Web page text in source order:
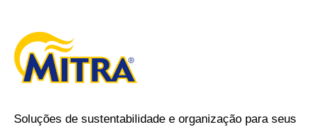
Soluções de sustentabilidade e organização para seus